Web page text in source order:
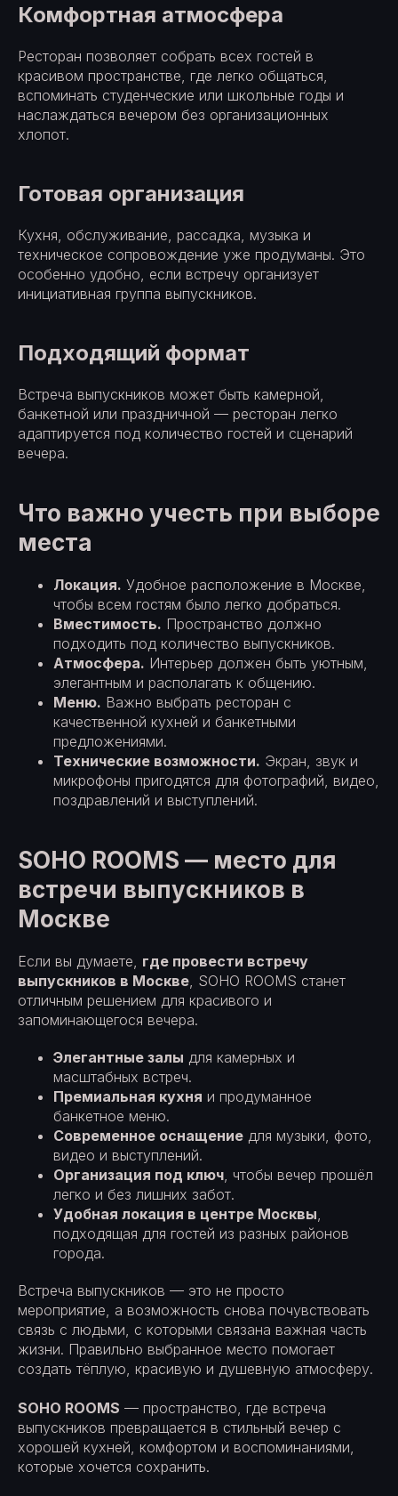
Комфортная атмосфера
Ресторан позволяет собрать всех гостей в
красивом пространстве, где легко общаться,
вспоминать студенческие или школьные годы и
наслаждаться вечером без организационных
хлопот.
Готовая организация
Кухня, обслуживание, рассадка, музыка и
техническое сопровождение уже продуманы. Это
особенно удобно, если встречу организует
инициативная группа выпускников.
Подходящий формат
Встреча выпускников может быть камерной,
банкетной или праздничной — ресторан легко
адаптируется под количество гостей и сценарий
вечера.
Что важно учесть при выборе
места
Локация. Удобное расположение в Москве,
чтобы всем гостям было легко добраться.
Вместимость. Пространство должно
подходить под количество выпускников.
Атмосфера. Интерьер должен быть уютным,
элегантным и располагать к общению.
Меню. Важно выбрать ресторан с
качественной кухней и банкетными
предложениями.
Технические возможности. Экран, звук и
микрофоны пригодятся для фотографий, видео,
поздравлений и выступлений.
SOHO ROOMS — место для
встречи выпускников в
Москве
Если вы думаете, где провести встречу
выпускников в Москве, SOHO ROOMS станет
отличным решением для красивого и
запоминающегося вечера.
Элегантные залы для камерных и
масштабных встреч.
Премиальная кухня и продуманное
банкетное меню.
Современное оснащение для музыки, фото,
видео и выступлений.
Организация под ключ, чтобы вечер прошёл
легко и без лишних забот.
Удобная локация в центре Москвы,
подходящая для гостей из разных районов
города.
Встреча выпускников — это не просто
мероприятие, а возможность снова почувствовать
связь с людьми, с которыми связана важная часть
жизни. Правильно выбранное место помогает
создать тёплую, красивую и душевную атмосферу.
SOHO ROOMS — пространство, где встреча
выпускников превращается в стильный вечер с
хорошей кухней, комфортом и воспоминаниями,
которые хочется сохранить.